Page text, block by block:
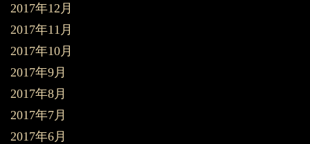
2017年12月
2017年11月
2017年10月
2017年9月
2017年8月
2017年7月
2017年6月